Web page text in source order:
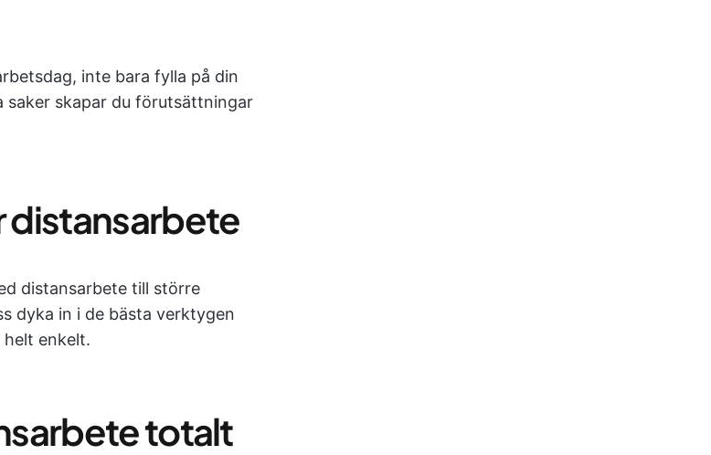
inte bara fylla på din
saker skapar du förutsättningar
distansarbete
distansarbete till större
dyka in i de bästa verktygen
enkelt.
totalt